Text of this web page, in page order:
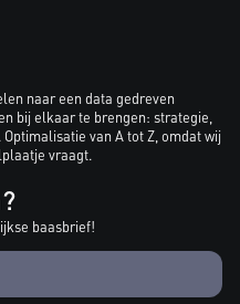
naar een data gedreven
bij elkaar te brengen: strategie,
van A tot Z, omdat wij
vraagt.
baasbrief!